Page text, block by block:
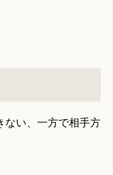
ない、一方で相手方